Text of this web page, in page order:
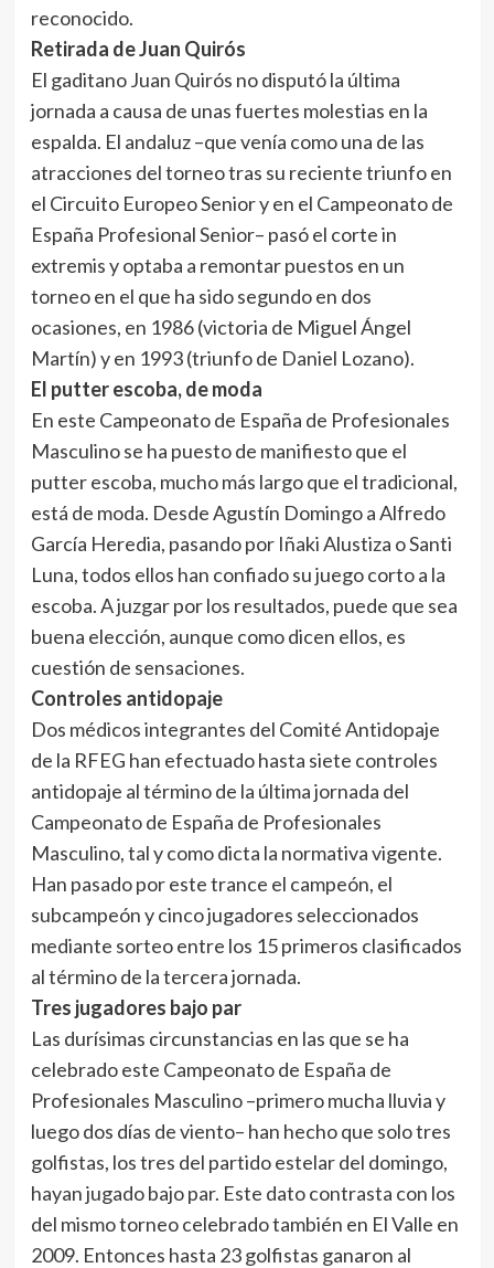
reconocido.
Retirada de Juan Quirós
El gaditano Juan Quirós no disputó la última
jornada a causa de unas fuertes molestias en la
espalda. El andaluz –que venía como una de las
atracciones del torneo tras su reciente triunfo en
el Circuito Europeo Senior y en el Campeonato de
España Profesional Senior– pasó el corte in
extremis y optaba a remontar puestos en un
torneo en el que ha sido segundo en dos
ocasiones, en 1986 (victoria de Miguel Ángel
Martín) y en 1993 (triunfo de Daniel Lozano).
El putter escoba, de moda
En este Campeonato de España de Profesionales
Masculino se ha puesto de manifiesto que el
putter escoba, mucho más largo que el tradicional,
está de moda. Desde Agustín Domingo a Alfredo
García Heredia, pasando por Iñaki Alustiza o Santi
Luna, todos ellos han confiado su juego corto a la
escoba. A juzgar por los resultados, puede que sea
buena elección, aunque como dicen ellos, es
cuestión de sensaciones.
Controles antidopaje
Dos médicos integrantes del Comité Antidopaje
de la RFEG han efectuado hasta siete controles
antidopaje al término de la última jornada del
Campeonato de España de Profesionales
Masculino, tal y como dicta la normativa vigente.
Han pasado por este trance el campeón, el
subcampeón y cinco jugadores seleccionados
mediante sorteo entre los 15 primeros clasificados
al término de la tercera jornada.
Tres jugadores bajo par
Las durísimas circunstancias en las que se ha
celebrado este Campeonato de España de
Profesionales Masculino –primero mucha lluvia y
luego dos días de viento– han hecho que solo tres
golfistas, los tres del partido estelar del domingo,
hayan jugado bajo par. Este dato contrasta con los
del mismo torneo celebrado también en El Valle en
2009. Entonces hasta 23 golfistas ganaron al